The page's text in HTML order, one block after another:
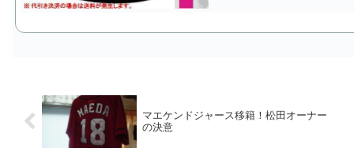
マエケンドジャース移籍！松田オーナー
の決意